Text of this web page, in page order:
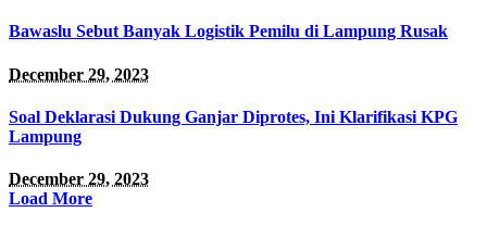
Bawaslu Sebut Banyak Logistik Pemilu di Lampung Rusak
December 29, 2023
Soal Deklarasi Dukung Ganjar Diprotes, Ini Klarifikasi KPG
Lampung
December 29, 2023
Load More